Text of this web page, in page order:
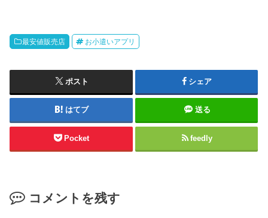
最安値販売店 お小遣いアプリ
ポスト シェア
はてブ 送る
Pocket feedly
コメントを残す